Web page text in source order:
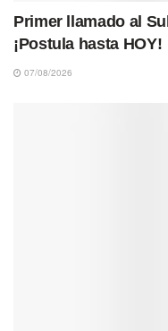
Primer llamado al
¡Postula hasta HOY!
07/08/2026